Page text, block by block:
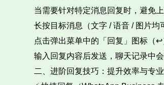
当需要针对特定消息回复时，避免上
长按目标消息（文字 / 语音 / 图片均
点击弹出菜单中的「回复」图标（↩️
输入回复内容后发送，聊天记录中
二、进阶回复技巧：提升效率与专